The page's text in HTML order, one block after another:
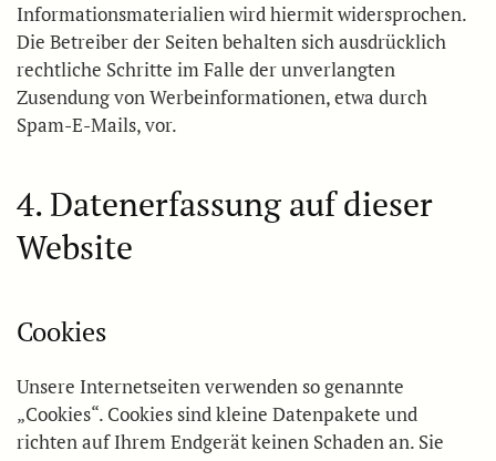
Informationsmaterialien wird hiermit widersprochen.
Die Betreiber der Seiten behalten sich ausdrücklich
rechtliche Schritte im Falle der unverlangten
Zusendung von Werbeinformationen, etwa durch
Spam-E-Mails, vor.
4. Datenerfassung auf dieser
Website
Cookies
Unsere Internetseiten verwenden so genannte
„Cookies“. Cookies sind kleine Datenpakete und
richten auf Ihrem Endgerät keinen Schaden an. Sie